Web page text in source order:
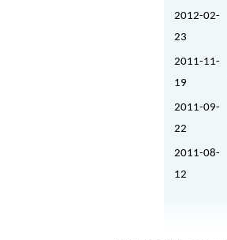
2012-02-
23
2011-11-
19
2011-09-
22
2011-08-
12